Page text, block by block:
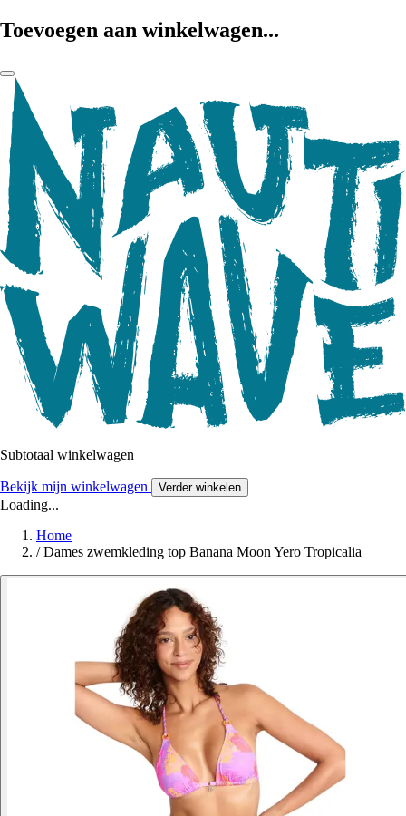
Toevoegen aan winkelwagen...
Subtotaal winkelwagen
Bekijk mijn winkelwagen Verder winkelen
Loading...
Home
/ Dames zwemkleding top Banana Moon Yero Tropicalia